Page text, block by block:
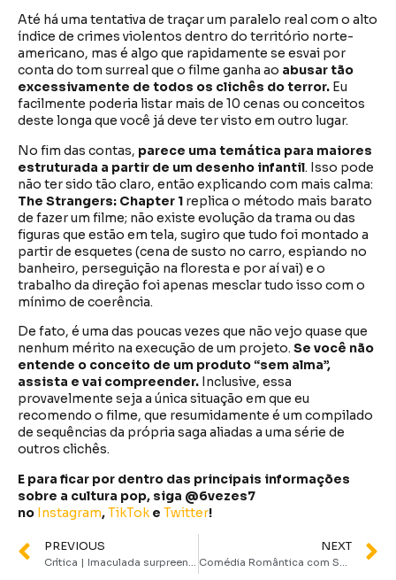
Até há uma tentativa de traçar um paralelo real com o alto
índice de crimes violentos dentro do território norte-
americano, mas é algo que rapidamente se esvai por
conta do tom surreal que o filme ganha ao abusar tão
excessivamente de todos os clichês do terror. Eu
facilmente poderia listar mais de 10 cenas ou conceitos
deste longa que você já deve ter visto em outro lugar.
No fim das contas, parece uma temática para maiores
estruturada a partir de um desenho infantil. Isso pode
não ter sido tão claro, então explicando com mais calma:
The Strangers: Chapter 1 replica o método mais barato
de fazer um filme; não existe evolução da trama ou das
figuras que estão em tela, sugiro que tudo foi montado a
partir de esquetes (cena de susto no carro, espiando no
banheiro, perseguição na floresta e por aí vai) e o
trabalho da direção foi apenas mesclar tudo isso com o
mínimo de coerência.
De fato, é uma das poucas vezes que não vejo quase que
nenhum mérito na execução de um projeto. Se você não
entende o conceito de um produto “sem alma”,
assista e vai compreender. Inclusive, essa
provavelmente seja a única situação em que eu
recomendo o filme, que resumidamente é um compilado
de sequências da própria saga aliadas a uma série de
outros clichês.
E para ficar por dentro das principais informações
sobre a cultura pop, siga @6vezes7
no Instagram,TikToke Twitter!
PREVIOUS
Crítica | Imaculada surpreende com nova visão sobre o terror religioso
NEXT
Comédia Romântica com Sandy e Fábio Porchat chega na Max